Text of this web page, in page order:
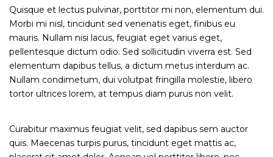
Quisque et lectus pulvinar, porttitor mi non, elementum dui.
Morbi mi nisl, tincidunt sed venenatis eget, finibus eu
mauris. Nullam nisi lacus, feugiat eget varius eget,
pellentesque dictum odio. Sed sollicitudin viverra est. Sed
elementum dapibus tellus, a dictum metus interdum ac.
Nullam condimetum, dui volutpat fringilla molestie, libero
tortor ultrices lorem, at tempus diam purus non velit.
Curabitur maximus feugiat velit, sed dapibus sem auctor
quis. Maecenas turpis purus, tincidunt eget mattis ac,